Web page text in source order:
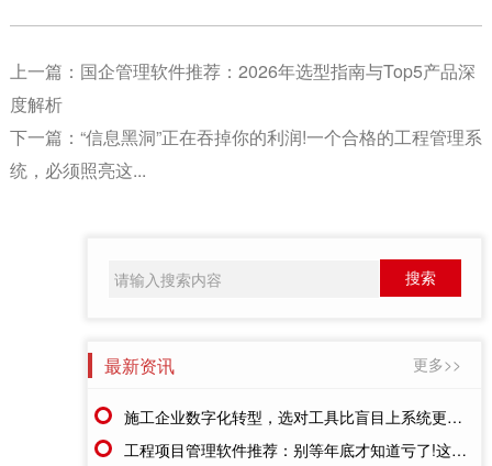
上一篇： 国企管理软件推荐：2026年选型指南与Top5产品深
度解析
下一篇： “信息黑洞”正在吞掉你的利润!一个合格的工程管理系
统，必须照亮这...
最新资讯 更多>>
施工企业数字化转型，选对工具比盲目上系统更重要
工程项目管理软件推荐：别等年底才知道亏了!这套系统让每一分钱都有迹可循